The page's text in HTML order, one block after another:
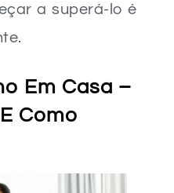
a superá-lo é
Em Casa –
Como